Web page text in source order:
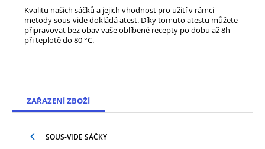
Kvalitu našich sáčků a jejich vhodnost pro užití v rámci
metody sous-vide dokládá atest. Díky tomuto atestu můžete
připravovat bez obav vaše oblíbené recepty po dobu až 8h
při teplotě do 80 °C.
ZAŘAZENÍ ZBOŽÍ
SOUS-VIDE SÁČKY